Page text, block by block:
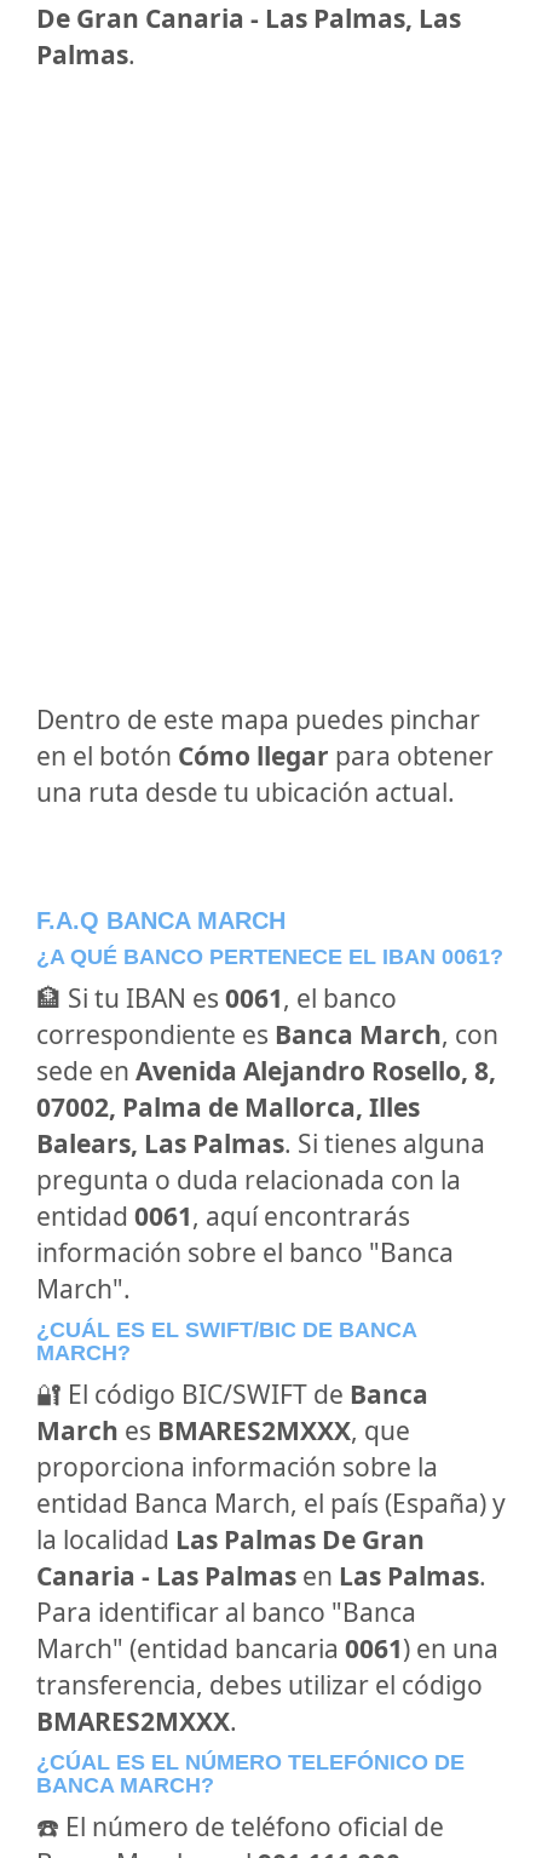
De Gran Canaria - Las Palmas, Las
Palmas.
Dentro de este mapa puedes pinchar
en el botón Cómo llegar para obtener
una ruta desde tu ubicación actual.
F.A.Q BANCA MARCH
¿A QUÉ BANCO PERTENECE EL IBAN 0061?
🏦 Si tu IBAN es 0061, el banco
correspondiente es Banca March, con
sede en Avenida Alejandro Rosello, 8,
07002, Palma de Mallorca, Illes
Balears, Las Palmas. Si tienes alguna
pregunta o duda relacionada con la
entidad 0061, aquí encontrarás
información sobre el banco "Banca
March".
¿CUÁL ES EL SWIFT/BIC DE BANCA
MARCH?
🔐 El código BIC/SWIFT de Banca
March es BMARES2MXXX, que
proporciona información sobre la
entidad Banca March, el país (España) y
la localidad Las Palmas De Gran
Canaria - Las Palmas en Las Palmas.
Para identificar al banco "Banca
March" (entidad bancaria 0061) en una
transferencia, debes utilizar el código
BMARES2MXXX.
¿CÚAL ES EL NÚMERO TELEFÓNICO DE
BANCA MARCH?
☎️ El número de teléfono oficial de